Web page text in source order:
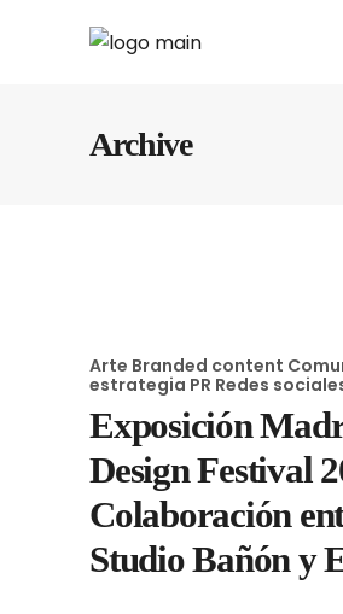
Archive
Arte Branded content
estrategia PR Redes
Exposición
Design Festival
Colaboración
Studio Bañón y